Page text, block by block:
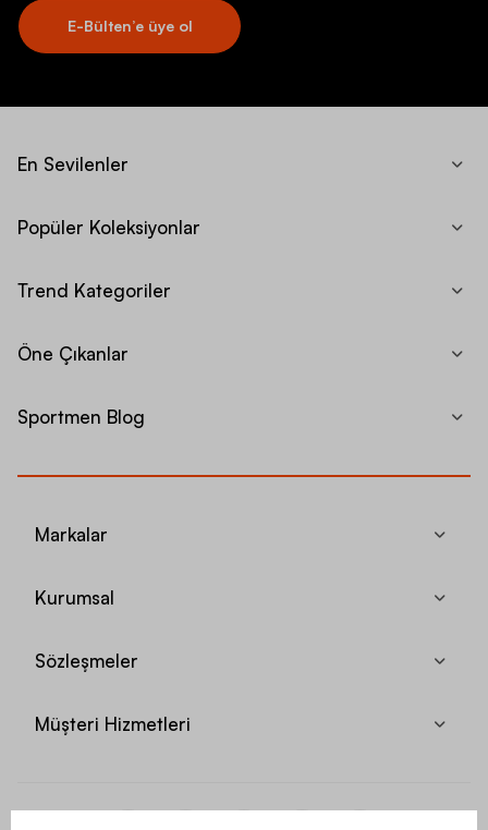
E-Bülten’e üye ol
En Sevilenler
Popüler Koleksiyonlar
Trend Kategoriler
Öne Çıkanlar
Sportmen Blog
Markalar
Kurumsal
Sözleşmeler
Müşteri Hizmetleri